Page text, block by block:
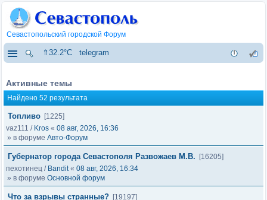
Севастопольский городской Форум
⇑32.2°C telegram
Активные темы
Найдено 52 результата
Топливо [1225]
vaz111 / Kros « 08 авг, 2026, 16:36
» в форуме Авто-Форум
Губернатор города Севастополя Развожаев М.В.
[16205]
пехотинец / Bandit« 08 авг, 2026, 16:34
» в форуме Основной форум
Что за взрывы странные? [19197]